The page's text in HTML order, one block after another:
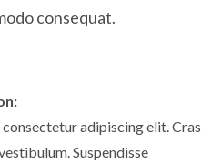
consequat.
adipiscing elit. Cras
Suspendisse